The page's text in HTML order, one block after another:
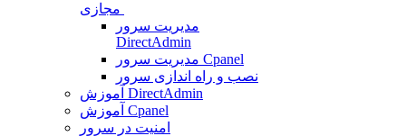
مدیریت سرور
DirectAdmin
مدیریت سرور Cpanel
نصب و راه اندازی سرور
آموزش DirectAdmin
آموزش Cpanel
امنیت در سرور